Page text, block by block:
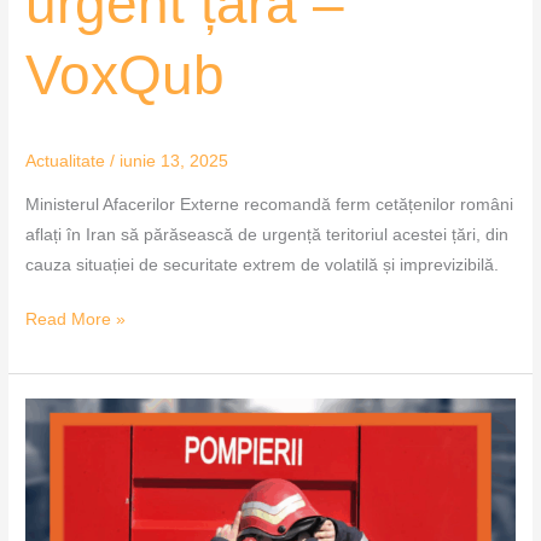
VoxQub
Actualitate / iunie 13, 2025
Ministerul Afacerilor Externe recomandă ferm cetățenilor români
aflați în Iran să părăsească de urgență teritoriul acestei țări, din
cauza situației de securitate extrem de volatilă și imprevizibilă.
Read More »
Pompierii
din
Arad